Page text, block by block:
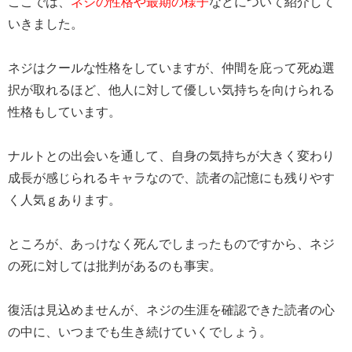
いきました。
ネジはクールな性格をしていますが、仲間を庇って死ぬ選
択が取れるほど、他人に対して優しい気持ちを向けられる
性格もしています。
ナルトとの出会いを通して、自身の気持ちが大きく変わり
成長が感じられるキャラなので、読者の記憶にも残りやす
く人気ｇあります。
ところが、あっけなく死んでしまったものですから、ネジ
の死に対しては批判があるのも事実。
復活は見込めませんが、ネジの生涯を確認できた読者の心
の中に、いつまでも生き続けていくでしょう。